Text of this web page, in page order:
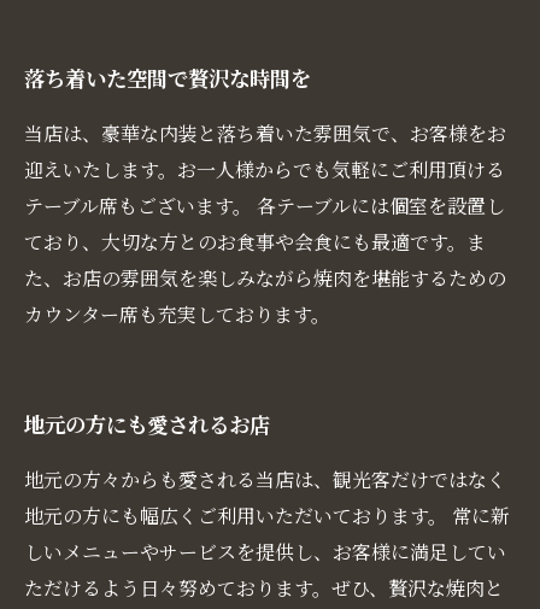
落ち着いた空間で贅沢な時間を
当店は、豪華な内装と落ち着いた雰囲気で、お客様をお
迎えいたします。お一人様からでも気軽にご利用頂ける
テーブル席もございます。 各テーブルには個室を設置し
ており、大切な方とのお食事や会食にも最適です。ま
た、お店の雰囲気を楽しみながら焼肉を堪能するための
カウンター席も充実しております。
地元の方にも愛されるお店
地元の方々からも愛される当店は、観光客だけではなく
地元の方にも幅広くご利用いただいております。 常に新
しいメニューやサービスを提供し、お客様に満足してい
ただけるよう日々努めております。ぜひ、贅沢な焼肉と